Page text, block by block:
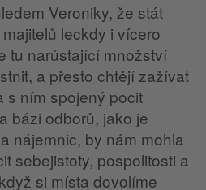
Veroniky, že stát
leckdy i vícero
tu narůstající množství
a přesto chtějí zažívat
s ním spojený pocit
bázi odborů, jako je
nájemnic, by nám mohla
sebejistoty, pospolitosti a
si místa dovolíme